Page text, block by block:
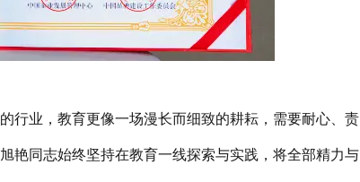
行业，教育更像一场漫长而细致的耕耘，需要耐心、责
艳同志始终坚持在教育一线探索与实践，将全部精力与